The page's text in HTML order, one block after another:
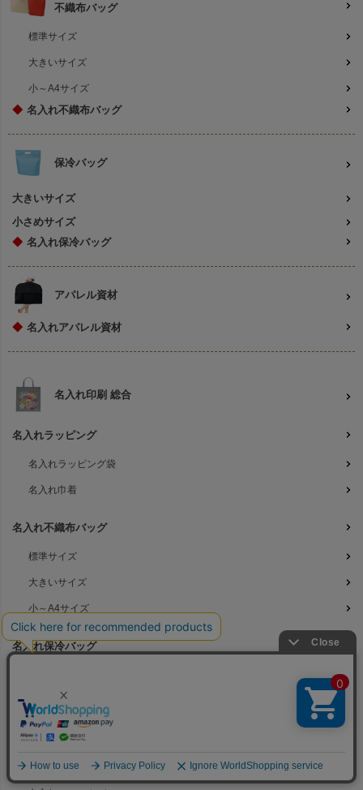
不織布バッグ
標準サイズ
大きいサイズ
小～A4サイズ
◆ 名入れ不織布バッグ
保冷バッグ
大きいサイズ
小さめサイズ
◆ 名入れ保冷バッグ
アパレル資材
◆ 名入れアパレル資材
名入れ印刷 総合
名入れラッピング
名入れラッピング袋
名入れ巾着
名入れ不織布バッグ
標準サイズ
大きいサイズ
小～A4サイズ
名入れ保冷バッグ
小さめサイズ
名入れアパレル資材
名入れテーラーバッグ